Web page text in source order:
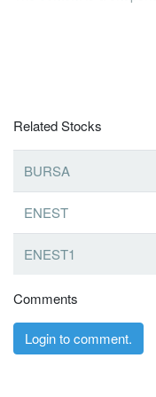
Related Stocks
BURSA
ENEST
ENEST1
Comments
Login to comment.